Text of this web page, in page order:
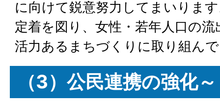
に向けて鋭意努力してまいりま
定着を図り、女性・若年人口の
活力あるまちづくりに取り組ん
（3）公民連携の強化